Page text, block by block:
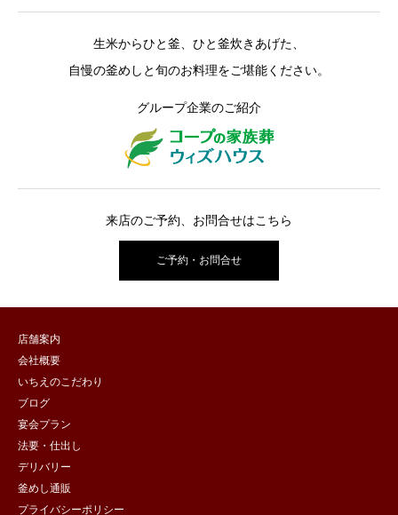
生米からひと釜、ひと釜炊きあげた、
自慢の釜めしと旬のお料理をご堪能ください。
グループ企業のご紹介
来店のご予約、お問合せはこちら
ご予約・お問合せ
店舗案内
会社概要
いちえのこだわり
ブログ
宴会プラン
法要・仕出し
デリバリー
釜めし通販
プライバシーポリシー